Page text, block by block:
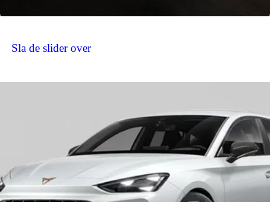
Sla de slider over